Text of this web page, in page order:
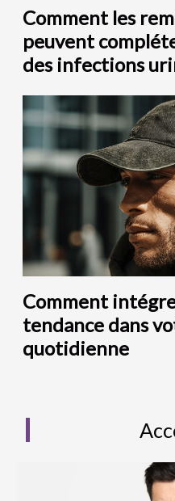
Comment les
peuvent
des infections
Comment
tendance dans
quotidienne